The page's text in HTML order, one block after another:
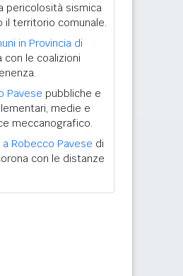
pericolosità sismica
il territorio comunale.
in Provincia di
con le coalizioni
Pavese pubbliche e
medie e
meccanografico.
Robecco Pavese di
con le distanze